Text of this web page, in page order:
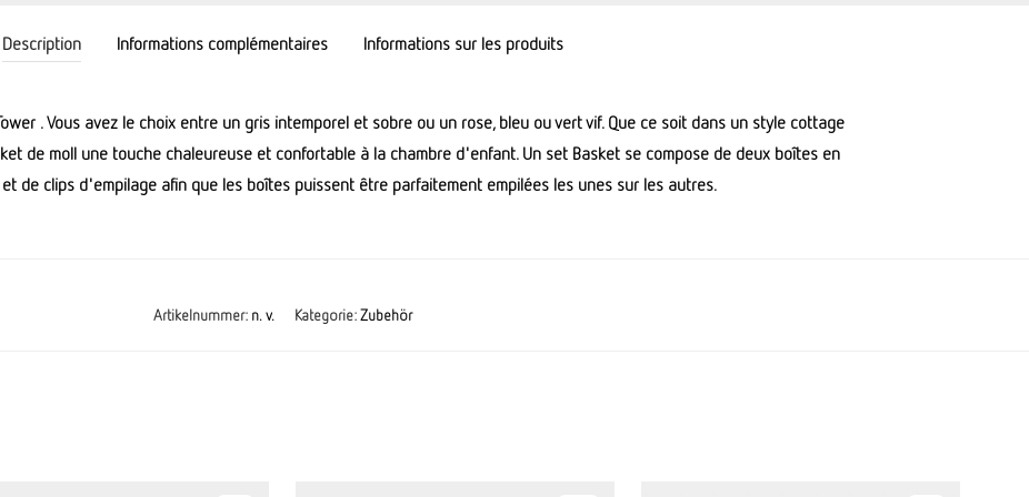
Description Informations complémentaires Informations sur les produits
. Vous avez le choix entre un gris intemporel et sobre ou un rose, bleu ou vert vif. Que ce soit dans un style cottage
de moll une touche chaleureuse et confortable à la chambre d'enfant. Un set Basket se compose de deux boîtes en
de clips d'empilage afin que les boîtes puissent être parfaitement empilées les unes sur les autres.
Artikelnummer: n. v. Kategorie:Zubehör